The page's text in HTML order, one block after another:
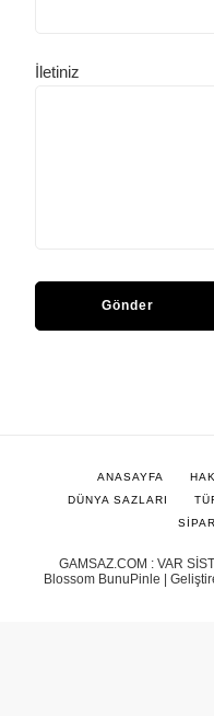
İletiniz
GAMSAZ.COM : VAR
Blossom BunuPinle |
ANASAYFA
DÜNYA SAZLARI